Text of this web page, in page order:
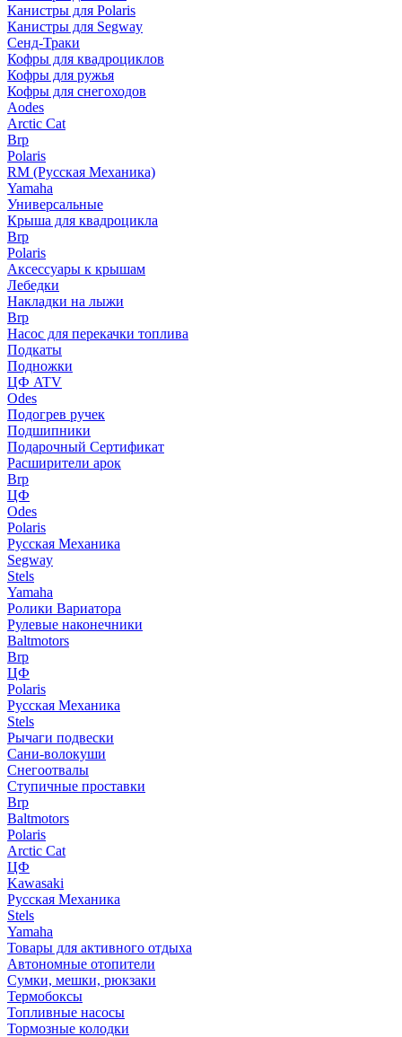
Канистры для Polaris
Канистры для Segway
Сенд-Траки
Кофры для квадроциклов
Кофры для ружья
Кофры для снегоходов
Aodes
Arctic Cat
Brp
Polaris
RM (Русская Механика)
Yamaha
Универсальные
Крыша для квадроцикла
Brp
Polaris
Аксессуары к крышам
Лебедки
Накладки на лыжи
Brp
Насос для перекачки топлива
Подкаты
Подножки
ЦФ ATV
Odes
Подогрев ручек
Подшипники
Подарочный Сертификат
Расширители арок
Brp
ЦФ
Odes
Polaris
Русская Механика
Segway
Stels
Yamaha
Ролики Вариатора
Рулевые наконечники
Baltmotors
Brp
ЦФ
Polaris
Русская Механика
Stels
Рычаги подвески
Сани-волокуши
Снегоотвалы
Ступичные проставки
Brp
Baltmotors
Polaris
Arctic Cat
ЦФ
Kawasaki
Русская Механика
Stels
Yamaha
Товары для активного отдыха
Автономные отопители
Сумки, мешки, рюкзаки
Термобоксы
Топливные насосы
Тормозные колодки